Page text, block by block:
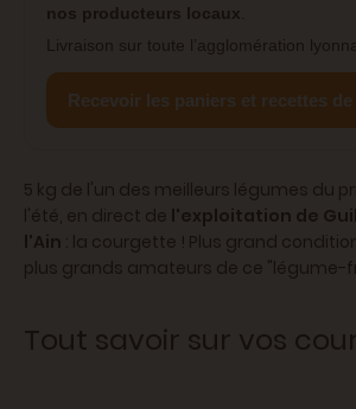
nos producteurs locaux
Livraison sur toute l’agglomération
Recevoir les paniers et recettes de
5 kg de l'un des meilleurs légumes du
l'été, en direct de l'exploitation de
l'Ain : la courgette ! Plus grand
plus grands amateurs de ce "légume-
Tout savoir sur vos